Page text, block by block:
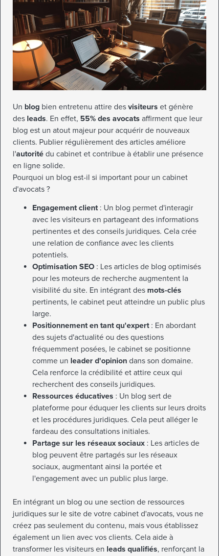
Un blog bien entretenu attire des visiteurs et génère
des leads. En effet, 55% des avocats affirment que leur
blog est un atout majeur pour acquérir de nouveaux
clients. Publier régulièrement des articles améliore
l'autorité du cabinet et contribue à établir une présence
en ligne solide.
Pourquoi un blog est-il si important pour un cabinet
d'avocats ?
Engagement client: Un blog permet d'interagir
avec les visiteurs en partageant des informations
pertinentes et des conseils juridiques. Cela crée
une relation de confiance avec les clients
potentiels.
Optimisation SEO : Les articles de blog optimisés
pour les moteurs de recherche augmentent la
visibilité du site. En intégrant des mots-clés
pertinents, le cabinet peut atteindre un public plus
large.
Positionnement en tant qu'expert: En abordant
des sujets d'actualité ou des questions
fréquemment posées, le cabinet se positionne
comme un leader d'opinion dans son domaine.
Cela renforce la crédibilité et attire ceux qui
recherchent des conseils juridiques.
Ressources éducatives : Un blog sert de
plateforme pour éduquer les clients sur leurs droits
et les procédures juridiques. Cela peut alléger le
fardeau des consultations initiales.
Partage sur les réseaux sociaux : Les articles de
blog peuvent être partagés sur les réseaux
sociaux, augmentant ainsi la portée et
l'engagement avec un public plus large.
En intégrant un blog ou une section de ressources
juridiques sur le site de votre cabinet d'avocats, vous ne
créez pas seulement du contenu, mais vous établissez
également un lien avec vos clients. Cela aide à
transformer les visiteurs en leads qualifiés, renforçant la